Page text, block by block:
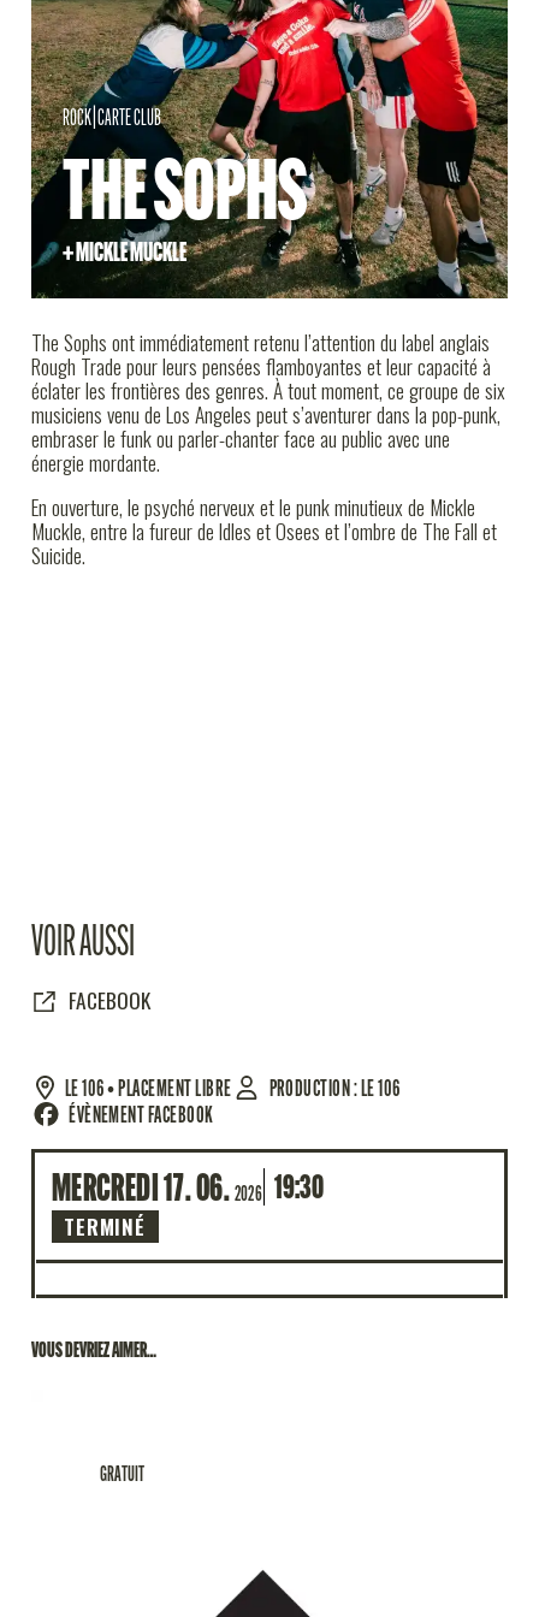
ROCK|CARTE CLUB
THE SOPHS
+ MICKLE MUCKLE
The Sophs ont immédiatement retenu l’attention du label anglais
Rough Trade pour leurs pensées flamboyantes et leur capacité à
éclater les frontières des genres. À tout moment, ce groupe de six
musiciens venu de Los Angeles peut s’aventurer dans la pop-punk,
embraser le funk ou parler-chanter face au public avec une
énergie mordante.
En ouverture, le psyché nerveux et le punk minutieux de Mickle
Muckle, entre la fureur de Idles et Osees et l’ombre de The Fall et
Suicide.
VOIR AUSSI
FACEBOOK
LE 106• PLACEMENT LIBRE
PRODUCTION : LE 106
ÉVÈNEMENT FACEBOOK
MERCREDI17 06 2026 19:30
TERMINÉ
VOUS DEVRIEZ AIMER…
GRATUIT